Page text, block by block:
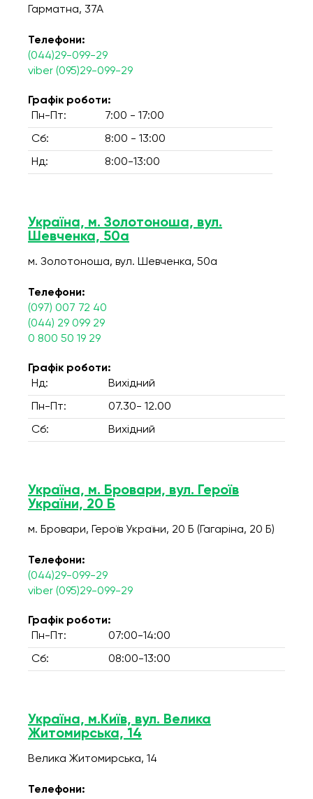
Гарматна, 37А
Телефони:
(044)29-099-29
viber (095)29-099-29
Графік роботи:
Пн-Пт:
7:00 - 17:00
Сб: 8:00 - 13:00
Нд: 8:00-13:00
Україна, м. Золотоноша, вул.
Шевченка, 50а
м. Золотоноша, вул. Шевченка, 50а
Телефони:
(097) 007 72 40
(044) 29 099 29
0 800 50 19 29
Графік роботи:
Нд:
Вихідний
Пн-Пт: 07.30- 12.00
Сб: Вихідний
Україна, м. Бровари, вул. Героїв
України, 20 Б
м. Бровари, Героїв України, 20 Б (Гагаріна, 20 Б)
Телефони:
(044)29-099-29
viber (095)29-099-29
Графік роботи:
Пн-Пт:
07:00-14:00
Сб: 08:00-13:00
Україна, м.Київ, вул. Велика
Житомирська, 14
Велика Житомирська, 14
Телефони: